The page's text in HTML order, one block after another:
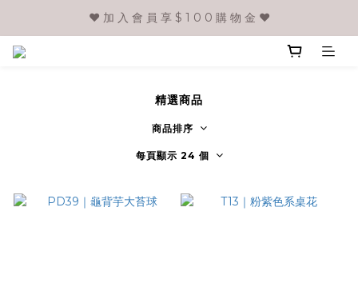
❤️ 加 入 會 員 享 $ 1 0 0 購 物 金 ❤️
精選商品
商品排序
每頁顯示 24 個